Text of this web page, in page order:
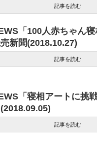
記事を読む
「100人赤ちゃん寝
新聞(2018.10.27)
記事を読む
「寝相アートに挑
記事を読む